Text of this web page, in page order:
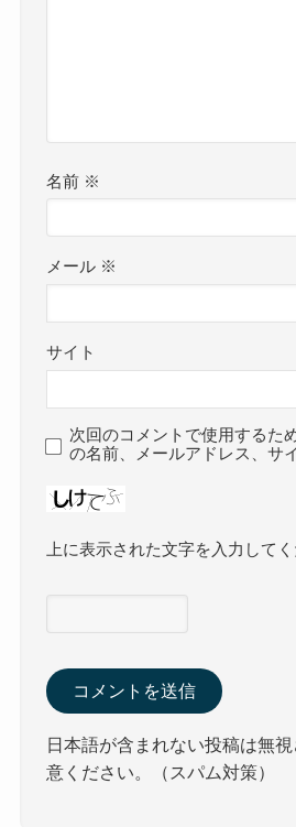
名前 ※
メール ※
サイト
次回のコメントで使用するた
の名前、メールアドレス、サ
上に表示された文字を入力してく
日本語が含まれない投稿は無
意ください。（スパム対策）